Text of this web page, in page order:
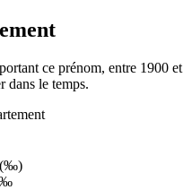
ce prénom, entre 1900 et
dans le temps.
(‰)
‰